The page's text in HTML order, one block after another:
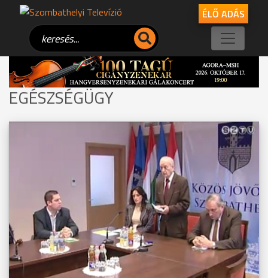
ÉLŐ ADÁS
EGÉSZSÉGÜGY